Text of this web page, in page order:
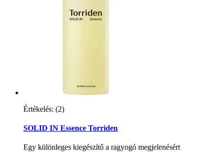
Értékelés: (2)
SOLID IN Essence Torriden
Egy különleges kiegészítő a ragyogó megjelenésért